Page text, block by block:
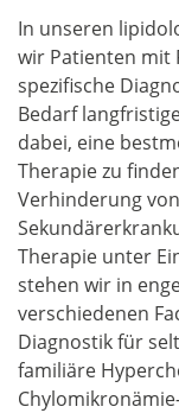
In unseren
wir Patienten mit
spezifische
Bedarf
dabei, eine
Therapie zu
Verhinderung
Therapie unter
stehen wir in
verschiedenen
Diagnostik für
familiäre